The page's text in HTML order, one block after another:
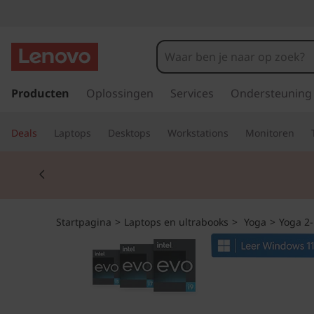
o
g
a
9
a
a
Producten Oplossingen Services Ondersteuning
Deals Laptops Desktops Workstations Monitoren
Currently displaying item 2 of 2
Startpagina > Laptops en ultrabooks > Yoga > Yoga